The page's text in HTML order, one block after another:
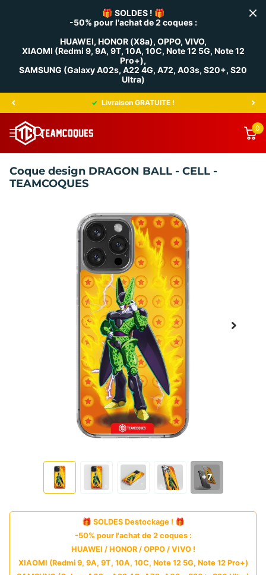
🎁 SOLDES ! 🎁
-50% pour l'achat de 2 coques :
HUAWEI, HONOR (X8a), OPPO, VIVO,
XIAOMI (Redmi 9, 9A, 9T, 10A, 10C, Note 12 5G, Note 12
Pro+),
SAMSUNG (Galaxy A02s, A22 4G, A72, A03s, S20+, S20
Ultra)
Livraison GRATUITE !
0
Coque design DRAGON BALL - CELL -
TEAMCOQUES
+7
🎁 SOLDES Destockage ! 🎁
-50% pour l'achat de 2 coques :
HUAWEI / HONOR / OPPO / VIVO !
XIAOMI (Redmi 9, 9A, 9T, 10A, 10C, Note 12 5G, Note 12 Pro+)